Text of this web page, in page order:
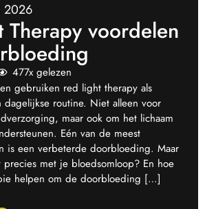
2026
Therapy voordelen
477x gelezen
gebruiken red light therapy als
dagelijkse routine. Niet alleen voor
maar ook om het lichaam
Eén van de meest
is een verbeterde doorbloeding. Maar
met je bloedsomloop? En hoe
helpen om de doorbloeding […]